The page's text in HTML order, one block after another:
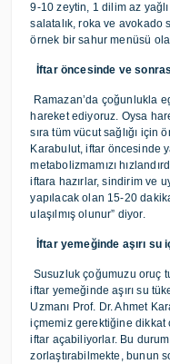
9-10 zeytin, 1 dilim az
salatalık, roka ve avokado
örnek bir sahur menüsü
İftar öncesinde ve
Ramazan’da çoğunlukla
hareket ediyoruz. Oysa
sıra tüm vücut sağlığı için
Karabulut, iftar öncesinde
metabolizmamızı
iftara hazırlar, sindirim ve
yapılacak olan 15-20
ulaşılmış olunur” diyor.
İftar yemeğinde aşırı su
Susuzluk çoğumuzu oruç
iftar yemeğinde aşırı su
Uzmanı Prof. Dr. Ahmet
içmemiz gerektiğine dikkat
iftar açabiliyorlar. Bu
zorlaştırabilmekte, bunun